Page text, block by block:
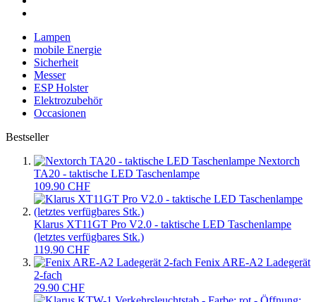
Lampen
mobile Energie
Sicherheit
Messer
ESP Holster
Elektrozubehör
Occasionen
Bestseller
Nextorch
TA20 - taktische LED Taschenlampe
109.90 CHF
Klarus XT11GT Pro V2.0 - taktische LED Taschenlampe
(letztes verfügbares Stk.)
119.90 CHF
Fenix ARE-A2 Ladegerät
2-fach
29.90 CHF